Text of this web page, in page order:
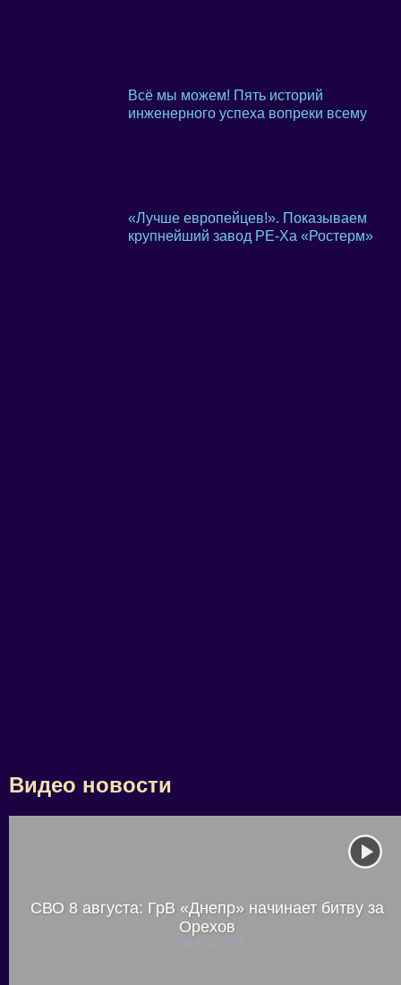
Всё мы можем! Пять историй
инженерного успеха вопреки всему
«Лучше европейцев!». Показываем
крупнейший завод PE-Xa «Ростерм»
Видео новости
СВО 8 августа: ГрВ «Днепр» начинает битву за
Орехов
8 августа, 2026